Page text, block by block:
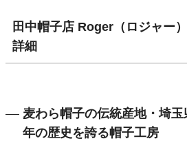
田中帽子店 Roger（ロジャー
詳細
麦わら帽子の伝統産地・埼
年の歴史を誇る帽子工房